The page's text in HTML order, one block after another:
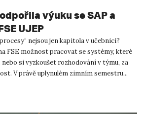
výuku se SAP a
UJEP
nejsou jen kapitola v učebnici?
FSE možnost pracovat se systémy, které
si vyzkoušet rozhodování v týmu, za
V právě uplynulém zimním semestru...